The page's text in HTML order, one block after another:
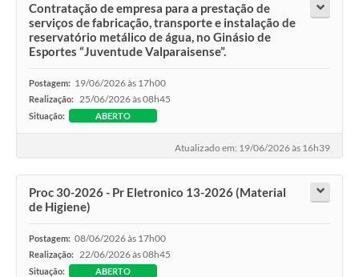
Contratação de empresa para a prestação de
serviços de fabricação, transporte e instalação de
reservatório metálico de água, no Ginásio de
Esportes “Juventude Valparaisense”.
Postagem: 19/06/2026 às 17h00
Realização: 25/06/2026 às 08h45
Situação: ABERTO
Atualizado em: 19/06/2026 às 16h39
Proc 30-2026 - Pr Eletronico 13-2026 (Material
de Higiene)
Postagem: 08/06/2026 às 17h00
Realização: 22/06/2026 às 08h45
Situação: ABERTO